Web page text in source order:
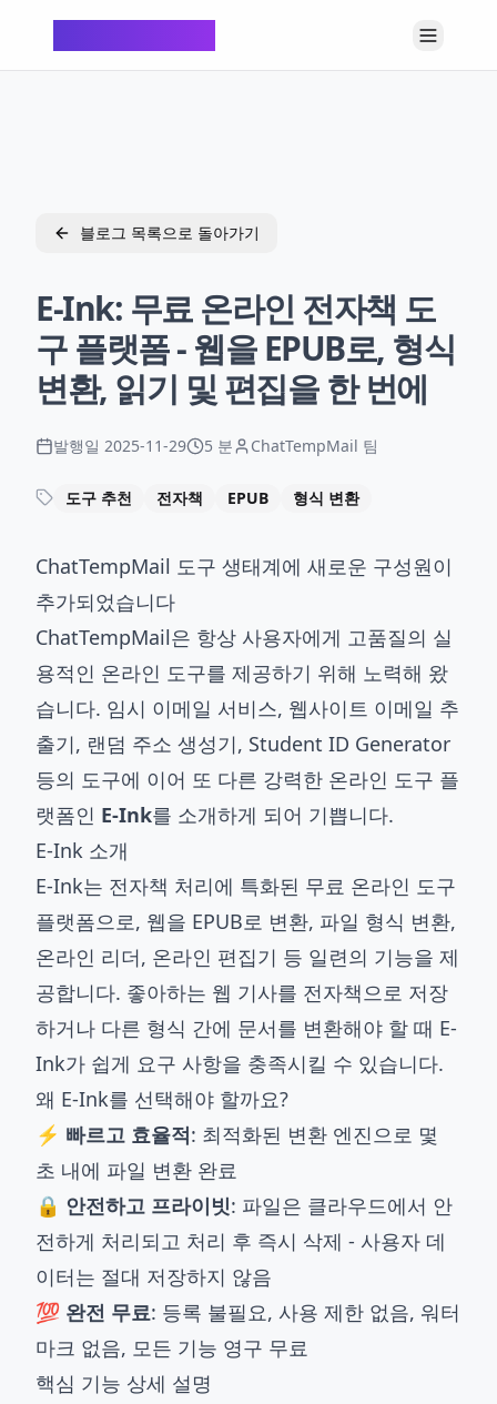
블로그 목록으로 돌아가기
E-Ink: 무료 온라인 전자책 도
구 플랫폼 - 웹을 EPUB로, 형식
변환, 읽기 및 편집을 한 번에
발행일 2025-11-29 5 분 ChatTempMail 팀
도구 추천 전자책 EPUB 형식 변환
ChatTempMail 도구 생태계에 새로운 구성원이
추가되었습니다
ChatTempMail은 항상 사용자에게 고품질의 실
용적인 온라인 도구를 제공하기 위해 노력해 왔
습니다. 임시 이메일 서비스, 웹사이트 이메일 추
출기, 랜덤 주소 생성기, Student ID Generator
등의 도구에 이어 또 다른 강력한 온라인 도구 플
랫폼인 E-Ink를 소개하게 되어 기쁩니다.
E-Ink 소개
E-Ink는 전자책 처리에 특화된 무료 온라인 도구
플랫폼으로, 웹을 EPUB로 변환, 파일 형식 변환,
온라인 리더, 온라인 편집기 등 일련의 기능을 제
공합니다. 좋아하는 웹 기사를 전자책으로 저장
하거나 다른 형식 간에 문서를 변환해야 할 때 E-
Ink가 쉽게 요구 사항을 충족시킬 수 있습니다.
왜 E-Ink를 선택해야 할까요?
⚡ 빠르고 효율적: 최적화된 변환 엔진으로 몇
초 내에 파일 변환 완료
🔒 안전하고 프라이빗: 파일은 클라우드에서 안
전하게 처리되고 처리 후 즉시 삭제 - 사용자 데
이터는 절대 저장하지 않음
💯 완전 무료: 등록 불필요, 사용 제한 없음, 워터
마크 없음, 모든 기능 영구 무료
핵심 기능 상세 설명